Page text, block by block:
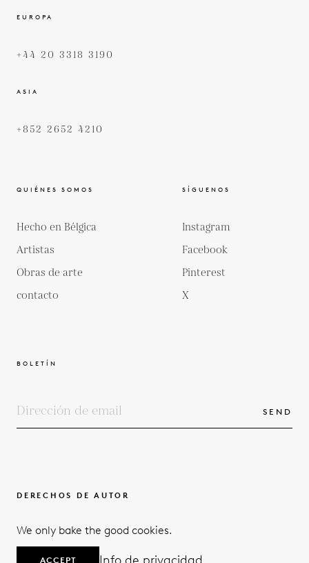
EUROPA
+44 20 3318 3190
ASIA
+852 2652 4210
QUIÉNES SOMOS
Hecho en Bélgica
Artistas
Obras de arte
contacto
SÍGUENOS
Instagram
Facebook
Pinterest
X
BOLETÍN
SEND
DERECHOS DE AUTOR
We only bake the good cookies.
ACCEPT